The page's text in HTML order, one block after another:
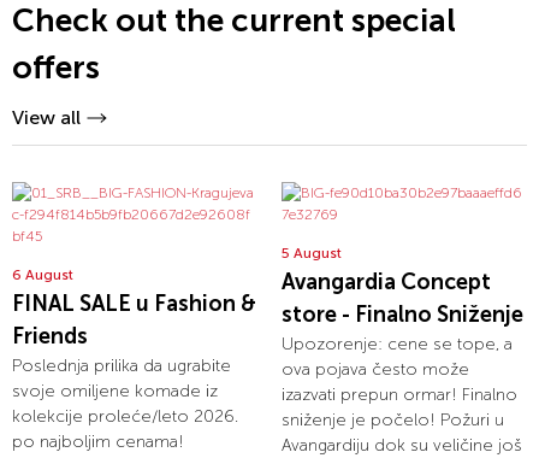
Check out the current special
offers
View all
6 August
FINAL SALE u Fashion &
Friends
Poslednja prilika da ugrabite
svoje omiljene komade iz
kolekcije proleće/leto 2026.
po najboljim cenama!
5 August
Avangardia Concept
store - Finalno Sniženje
Upozorenje: cene se tope, a
ova pojava često može
izazvati prepun ormar! Finalno
sniženje je počelo! Požuri u
Avangardiju dok su veličine još